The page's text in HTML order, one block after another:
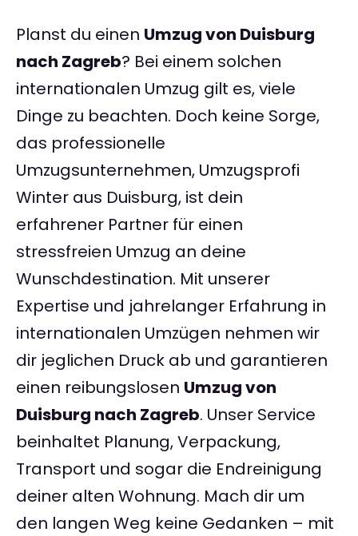
Planst du einen Umzug von Duisburg
nach Zagreb? Bei einem solchen
internationalen Umzug gilt es, viele
Dinge zu beachten. Doch keine Sorge,
das professionelle
Umzugsunternehmen, Umzugsprofi
Winter aus Duisburg, ist dein
erfahrener Partner für einen
stressfreien Umzug an deine
Wunschdestination. Mit unserer
Expertise und jahrelanger Erfahrung in
internationalen Umzügen nehmen wir
dir jeglichen Druck ab und garantieren
einen reibungslosen Umzug von
Duisburg nach Zagreb. Unser Service
beinhaltet Planung, Verpackung,
Transport und sogar die Endreinigung
deiner alten Wohnung. Mach dir um
den langen Weg keine Gedanken – mit